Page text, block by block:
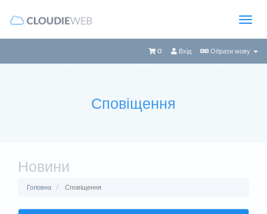
Обрати мову
Вхід
0
Сповіщення
Новини
Головна Сповіщення